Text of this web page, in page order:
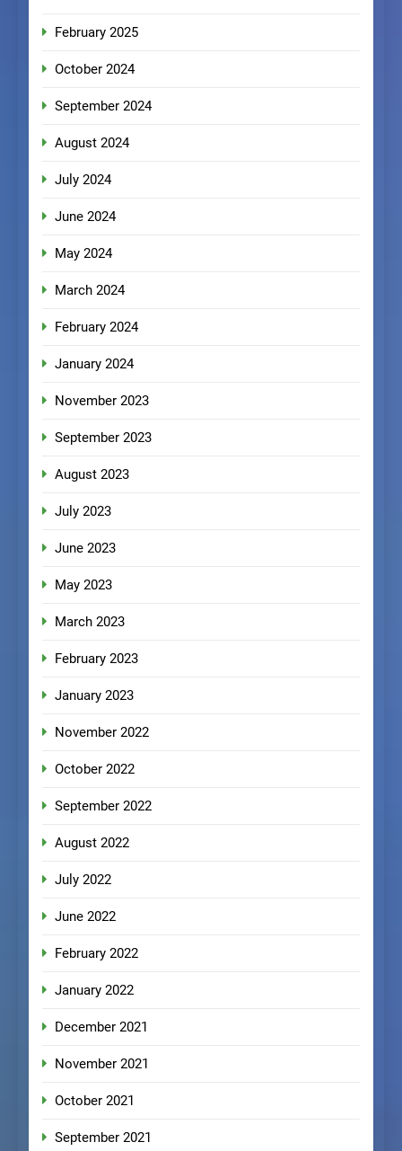
February 2025
October 2024
September 2024
August 2024
July 2024
June 2024
May 2024
March 2024
February 2024
January 2024
November 2023
September 2023
August 2023
July 2023
June 2023
May 2023
March 2023
February 2023
January 2023
November 2022
October 2022
September 2022
August 2022
July 2022
June 2022
February 2022
January 2022
December 2021
November 2021
October 2021
September 2021